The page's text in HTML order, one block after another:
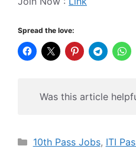
Spread the love:
Was this article
Categories
10th Pass Jobs, ITI